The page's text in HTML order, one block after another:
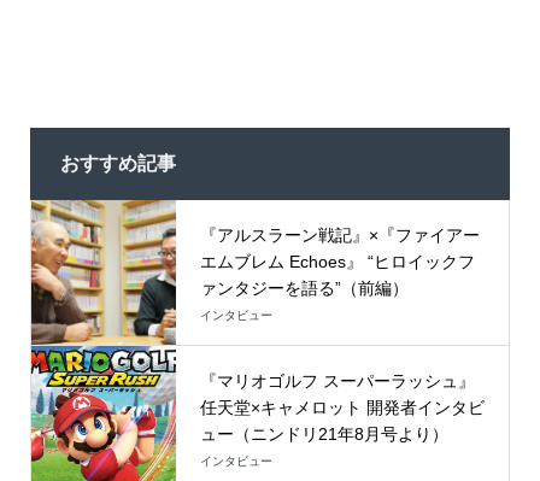
おすすめ記事
『アルスラーン戦記』×『ファイアー
エムブレム Echoes』 “ヒロイックフ
ァンタジーを語る”（前編）
インタビュー
『マリオゴルフ スーパーラッシュ』
任天堂×キャメロット 開発者インタビ
ュー（ニンドリ21年8月号より）
インタビュー